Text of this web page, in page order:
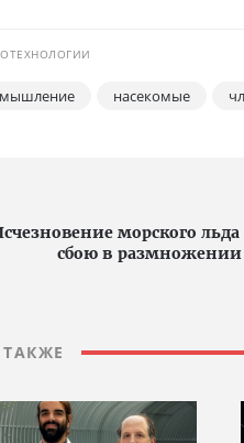
мышление насекомые
морского
сбою в